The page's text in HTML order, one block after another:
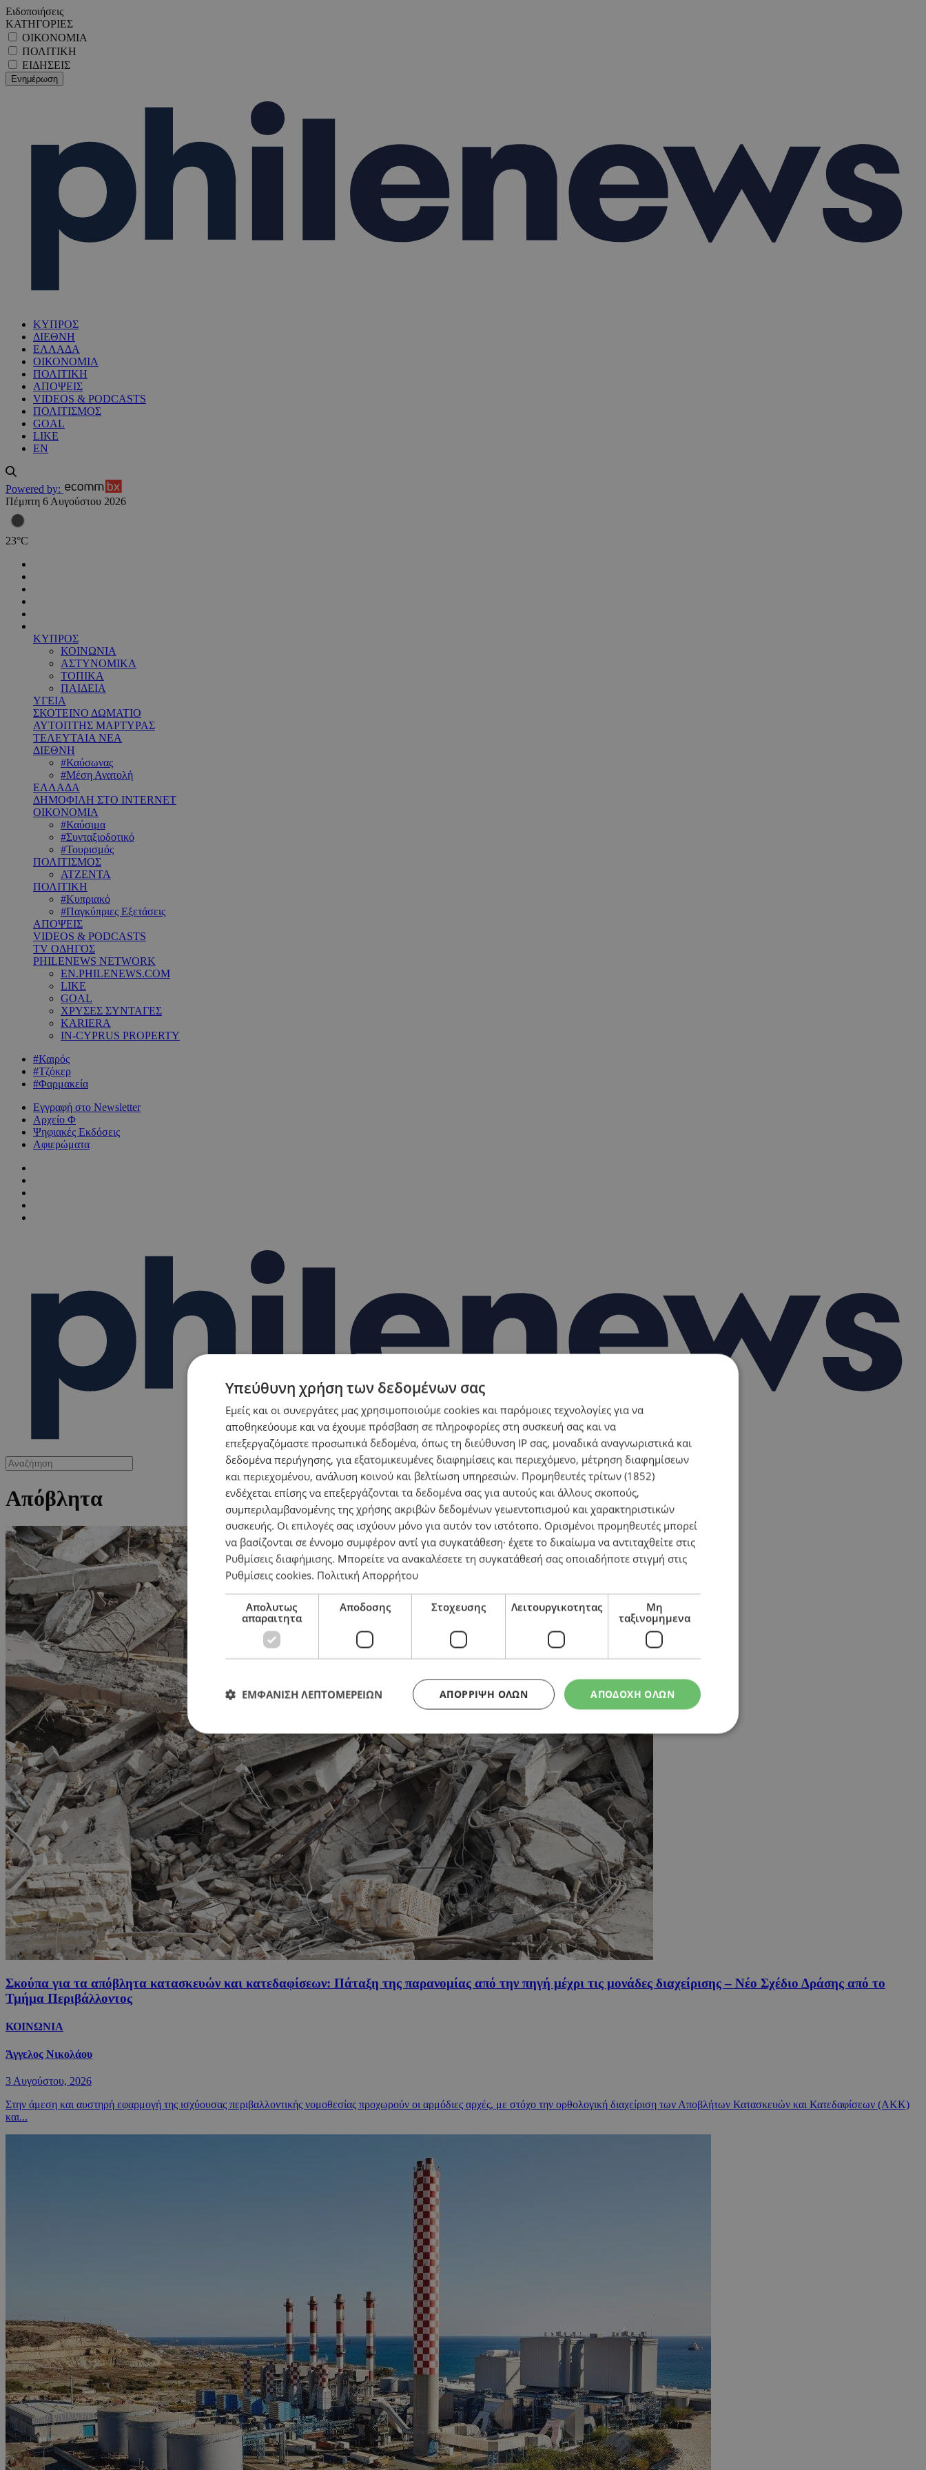
Ειδοποιήσεις
ΚΑΤΗΓΟΡΙΕΣ
ΟΙΚΟΝΟΜΙΑ
ΠΟΛΙΤΙΚΗ
ΕΙΔΗΣΕΙΣ
ΚΥΠΡΟΣ
ΔΙΕΘΝΗ
ΕΛΛΑΔΑ
ΟΙΚΟΝΟΜΙΑ
ΠΟΛΙΤΙΚΗ
ΑΠΟΨΕΙΣ
VIDEOS & PODCASTS
ΠΟΛΙΤΙΣΜΟΣ
GOAL
LIKE
EN
Powered by:
Πέμπτη 6 Αυγούστου 2026
23°C
ΚΥΠΡΟΣ
ΚΟΙΝΩΝΙΑ
ΑΣΤΥΝΟΜΙΚΑ
ΤΟΠΙΚΑ
ΠΑΙΔΕΙΑ
ΥΓΕΙΑ
ΣΚΟΤΕΙΝΟ ΔΩΜΑΤΙΟ
ΑΥΤΟΠΤΗΣ ΜΑΡΤΥΡΑΣ
ΤΕΛΕΥΤΑΙΑ ΝΕΑ
ΔΙΕΘΝΗ
#Καύσωνας
#Μέση Ανατολή
ΕΛΛΑΔΑ
ΔΗΜΟΦΙΛΗ ΣΤΟ INTERNET
ΟΙΚΟΝΟΜΙΑ
#Καύσιμα
#Συνταξιοδοτικό
#Τουρισμός
ΠΟΛΙΤΙΣΜΟΣ
ΑΤΖΕΝΤΑ
ΠΟΛΙΤΙΚΗ
#Κυπριακό
#Παγκύπριες Εξετάσεις
ΑΠΟΨΕΙΣ
VIDEOS & PODCASTS
TV ΟΔΗΓΟΣ
PHILENEWS NETWORK
EN.PHILENEWS.COM
LIKE
GOAL
ΧΡΥΣΕΣ ΣΥΝΤΑΓΕΣ
KARIERA
IN-CYPRUS PROPERTY
#Καιρός
#Τζόκερ
#Φαρμακεία
Εγγραφή στο Newsletter
Αρχείο Φ
Ψηφιακές Εκδόσεις
Αφιερώματα
Απόβλητα
Σκούπα για τα απόβλητα κατασκευών και κατεδαφίσεων: Πάταξη της παρανομίας από την πηγή μέχρι τις μονάδες διαχείρισης – Νέο Σχέδιο Δράσης από το
Τμήμα Περιβάλλοντος
ΚΟΙΝΩΝΙΑ
Άγγελος Νικολάου
3 Αυγούστου, 2026
Στην άμεση και αυστηρή εφαρμογή της ισχύουσας περιβαλλοντικής νομοθεσίας προχωρούν οι αρμόδιες αρχές, με στόχο την ορθολογική διαχείριση των Αποβλήτων Κατασκευών και Κατεδαφίσεων (ΑΚΚ)
και...
Υπεύθυνη χρήση των δεδομένων σας
Εμείς και οι συνεργάτες μας χρησιμοποιούμε cookies και παρόμοιες τεχνολογίες για να
αποθηκεύουμε και να έχουμε πρόσβαση σε πληροφορίες στη συσκευή σας και να
επεξεργαζόμαστε προσωπικά δεδομένα, όπως τη διεύθυνση IP σας, μοναδικά αναγνωριστικά και
δεδομένα περιήγησης, για εξατομικευμένες διαφημίσεις και περιεχόμενο, μέτρηση διαφημίσεων
και περιεχομένου, ανάλυση κοινού και βελτίωση υπηρεσιών. Προμηθευτές τρίτων (1852)
ενδέχεται επίσης να επεξεργάζονται τα δεδομένα σας για αυτούς και άλλους σκοπούς,
συμπεριλαμβανομένης της χρήσης ακριβών δεδομένων γεωεντοπισμού και χαρακτηριστικών
συσκευής. Οι επιλογές σας ισχύουν μόνο για αυτόν τον ιστότοπο. Ορισμένοι προμηθευτές μπορεί
να βασίζονται σε έννομο συμφέρον αντί για συγκατάθεση· έχετε το δικαίωμα να αντιταχθείτε στις
Ρυθμίσεις διαφήμισης. Μπορείτε να ανακαλέσετε τη συγκατάθεσή σας οποιαδήποτε στιγμή στις
Ρυθμίσεις cookies. Πολιτική Απορρήτου
Απολυτως
απαραιτητα
Αποδοσης Στοχευσης Λειτουργικοτητας
Μη
ταξινομημενα
ΑΠΟΔΟΧΗ ΟΛΩΝ
ΑΠΌΡΡΙΨΗ ΌΛΩΝ
ΕΜΦΑΝΙΣΗ ΛΕΠΤΟΜΕΡΕΙΩΝ